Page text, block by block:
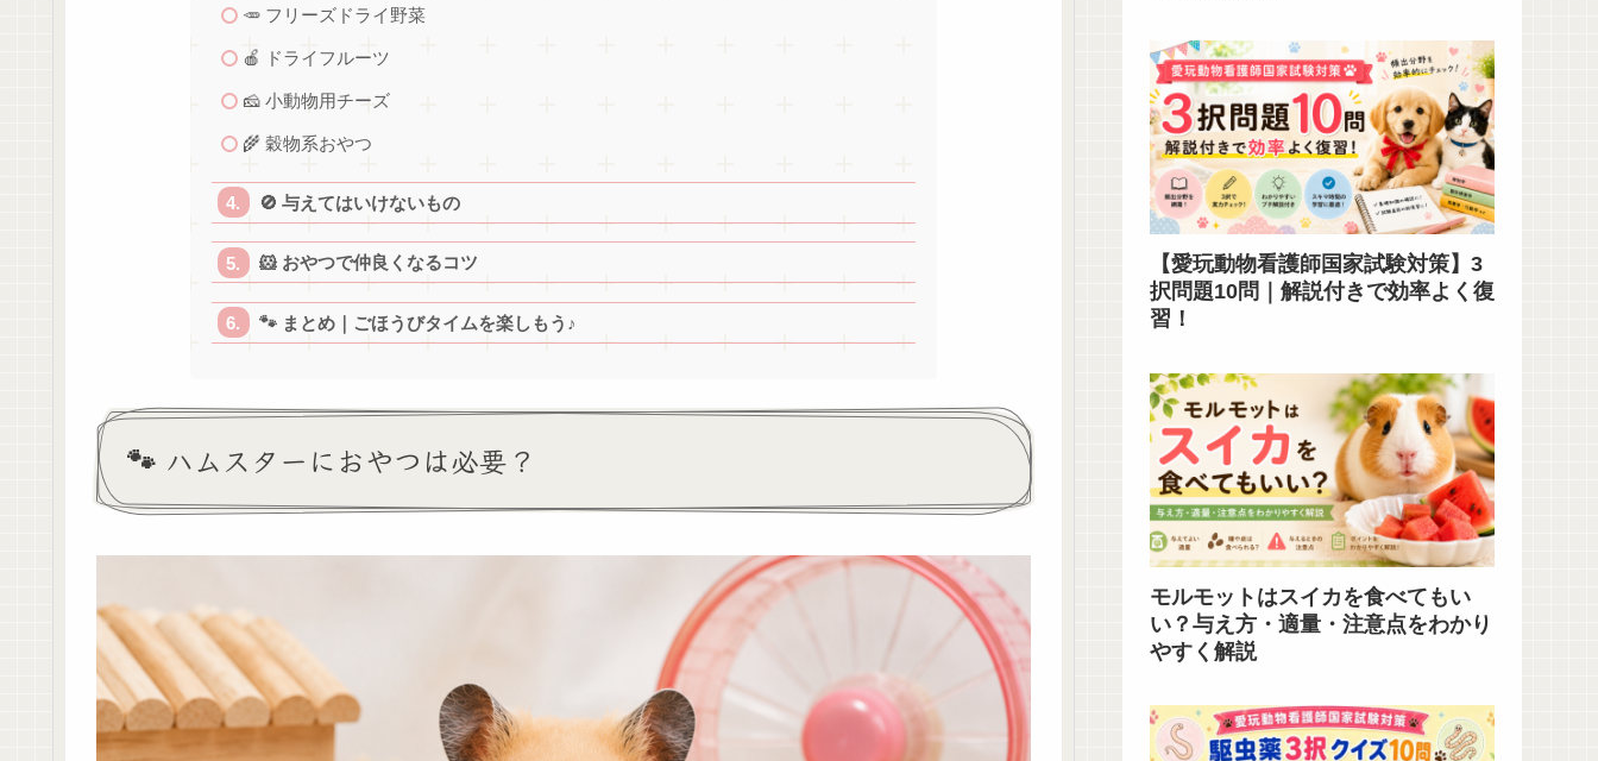
🥕 フリーズドライ野菜
🍎 ドライフルーツ
🧀 小動物用チーズ
🌾 穀物系おやつ
🚫 与えてはいけないもの
🐹 おやつで仲良くなるコツ
🐾 まとめ｜ごほうびタイムを楽しもう♪
🐾 ハムスターにおやつは必要？
【愛玩動物看護師国家試験対策】3
択問題10問｜解説付きで効率よく復
習！
モルモットはスイカを食べてもい
い？与え方・適量・注意点をわかり
やすく解説